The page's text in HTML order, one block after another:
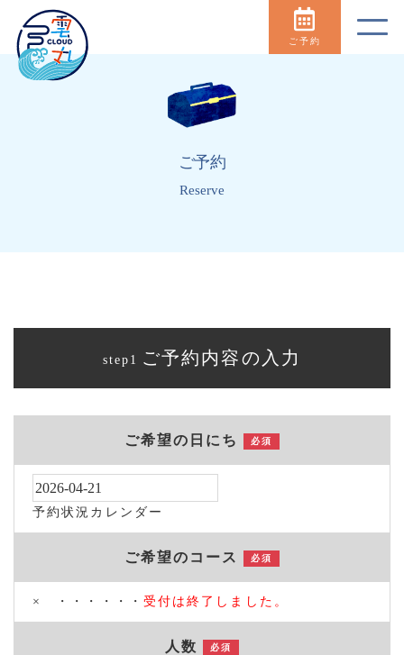
ご予約
ご予約
Reserve
step1 ご予約内容の入力
ご希望の日にち 必須
予約状況カレンダー
ご希望のコース 必須
× ・・・・・・ 受付は終了しました。
人数 必須